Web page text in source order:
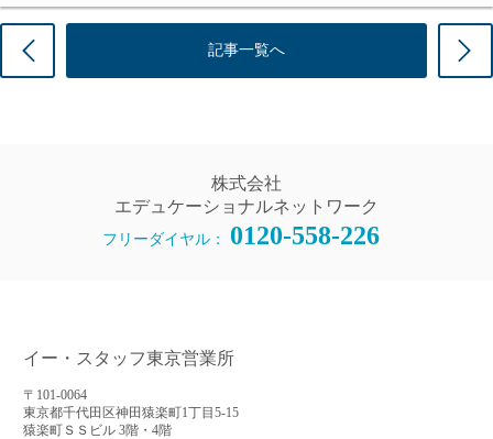
記事一覧へ
株式会社
エデュケーショナルネットワーク
フリーダイヤル： 0120-558-226
イー・スタッフ東京営業所
〒101-0064
東京都千代田区神田猿楽町1丁目5-15
猿楽町ＳＳビル 3階・4階